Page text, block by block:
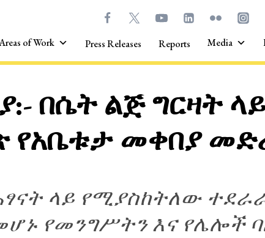
of Work Press Releases Reports Media
በሴት ልጅ ግርዛት
የአቤቱታ መቀበያ
ላይ የሚያስከትለው
የመንግሥትን እና የሌሎች